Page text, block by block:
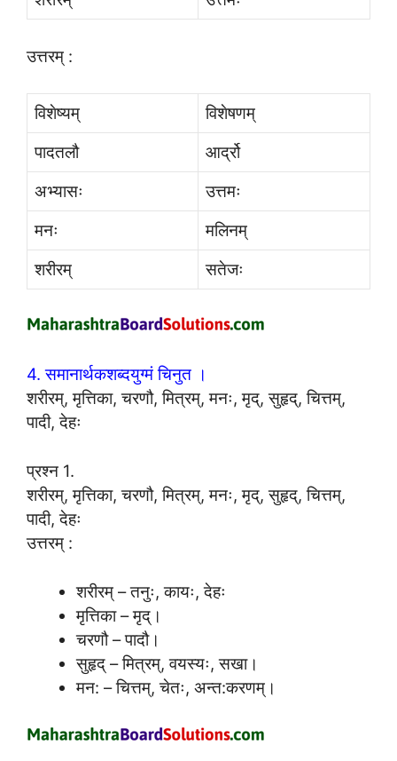
उत्तरम् :
विशेष्यम्
विशेषणम्
पादतलौ
आर्द्रो
अभ्यासः
उत्तमः
मनः
मलिनम्
शरीरम्
सतेजः
4. समानार्थकशब्दयुग्मं चिनुत ।
शरीरम्, मृत्तिका, चरणौ, मित्रम्, मनः, मृद्, सुहृद्, चित्तम्,
पादी, देहः
प्रश्न 1.
शरीरम्, मृत्तिका, चरणौ, मित्रम्, मनः, मृद्, सुहृद्, चित्तम्,
पादी, देहः
उत्तरम् :
शरीरम् – तनुः, कायः, देहः
मृत्तिका – मृद्।
चरणौ – पादौ।
सुहृद् – मित्रम्, वयस्यः, सखा।
मन: – चित्तम्, चेतः, अन्त:करणम्।